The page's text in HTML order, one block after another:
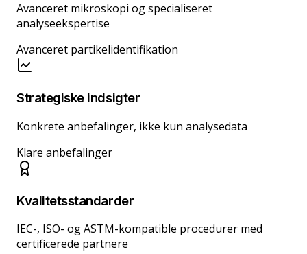
Avanceret mikroskopi og specialiseret
analyseekspertise
Avanceret partikelidentifikation
Strategiske indsigter
Konkrete anbefalinger, ikke kun analysedata
Klare anbefalinger
Kvalitetsstandarder
IEC-, ISO- og ASTM-kompatible procedurer med
certificerede partnere